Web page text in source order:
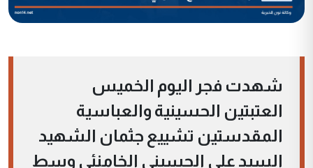
شهدت فجر اليوم الخميس
العتبتين الحسينية والعباسية
المقدستين تشييع جثمان الشهيد
السيد علي الحسيني الخامنئي وسط